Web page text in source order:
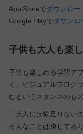
App Storeでダウンロー
Google Playでダウンロ
子供も大人も楽
子供も楽しめる学習ア
く、ビジュアルプログ
むというスタンスのも
「大人には物足りない
そんなことは決してあり